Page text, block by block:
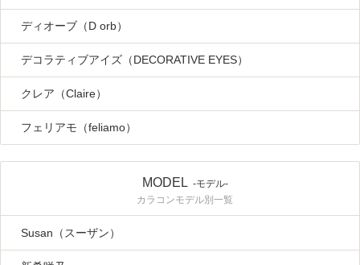
ディオーブ（D orb）
デコラティブアイズ（DECORATIVE EYES）
クレア（Claire）
フェリアモ（feliamo）
MODEL -モデル-
カラコンモデル別一覧
Susan（スーザン）